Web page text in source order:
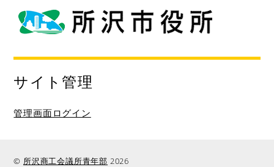
サイト管理
管理画面ログイン
© 所沢商工会議所青年部 2026